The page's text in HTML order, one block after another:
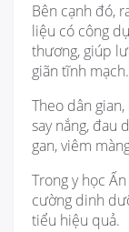
Bên cạnh đó,
liệu có công
thương, giúp
giãn tĩnh mạch.
Theo dân
say nắng, đau
gan, viêm
Trong y học
cường dinh
tiểu hiệu quả.